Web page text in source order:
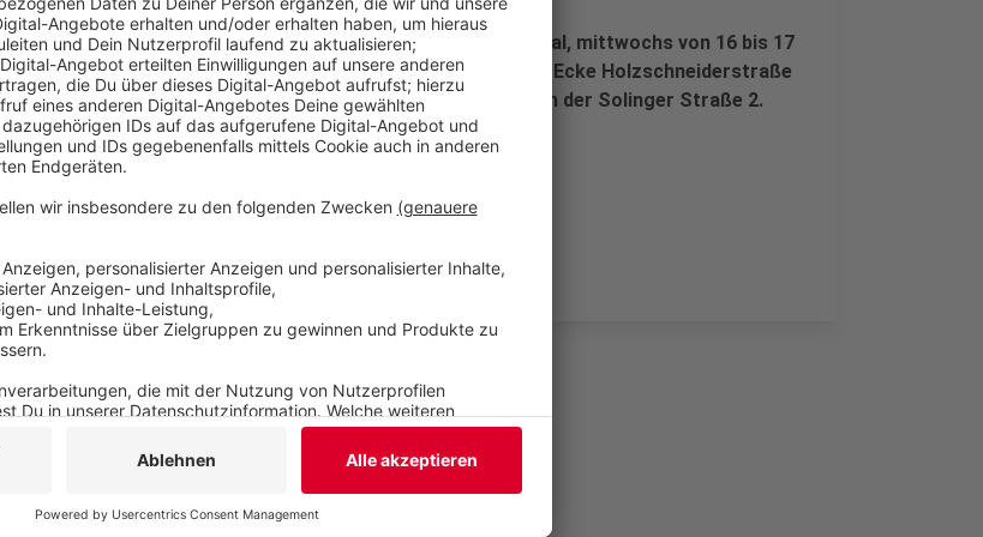
Die Plauderbänke sind montags von 11 bis 12 Uhr am Ehrenmal, mittwochs von 16 bis 17
Uhr am Schleifstein-Denkmal in der Parkanlage Hauptstraße Ecke Holzschneiderstraße
und donnerstags von 11 bis 12 Uhr auf dem „Platz für Alle“ an der Solinger Straße 2.
Veröffentlicht:Samstag, 24.05.2025 09:28
Anzeige